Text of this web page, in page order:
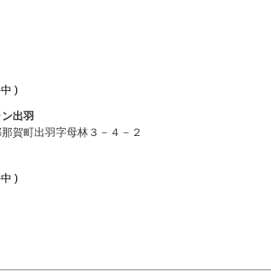
中 )
出羽
賀町出羽字母林３－４－２
中 )